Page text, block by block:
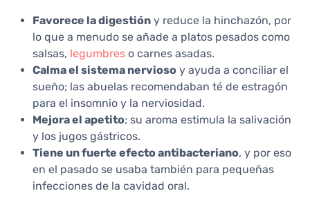
Favorece la digestión y reduce la hinchazón, por
lo que a menudo se añade a platos pesados como
salsas, legumbres o carnes asadas.
Calma el sistema nervioso y ayuda a conciliar el
sueño; las abuelas recomendaban té de estragón
para el insomnio y la nerviosidad.
Mejora el apetito; su aroma estimula la salivación
y los jugos gástricos.
Tiene un fuerte efecto antibacteriano, y por eso
en el pasado se usaba también para pequeñas
infecciones de la cavidad oral.